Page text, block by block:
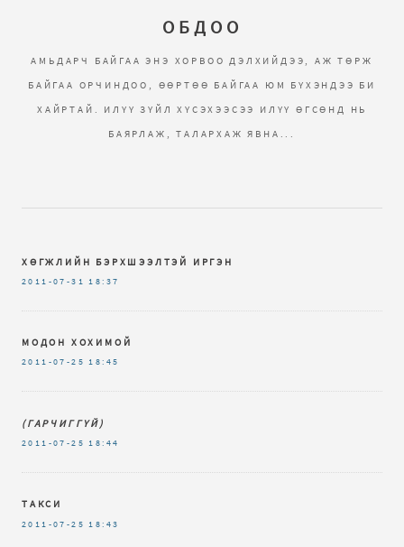
ОБДОО
АМЬДАРЧ БАЙГАА ЭНЭ ХОРВОО ДЭЛХИЙДЭЭ, АЖ ТӨРЖ
БАЙГАА ОРЧИНДОО, ӨӨРТӨӨ БАЙГАА ЮМ БҮХЭНДЭЭ БИ
ХАЙРТАЙ. ИЛҮҮ ЗҮЙЛ ХҮСЭХЭЭСЭЭ ИЛҮҮ ӨГСӨНД НЬ
БАЯРЛАЖ, ТАЛАРХАЖ ЯВНА...
ХӨГЖЛИЙН БЭРХШЭЭЛТЭЙ ИРГЭН
2011-07-31 18:37
МОДОН ХОХИМОЙ
2011-07-25 18:45
(ГАРЧИГГҮЙ)
2011-07-25 18:44
ТАКСИ
2011-07-25 18:43